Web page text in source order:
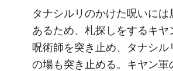
タナシルリのかけた呪いに
あるため、札探しをするキ
呪術師を突き止め、タナシ
の場も突き止める。キヤン